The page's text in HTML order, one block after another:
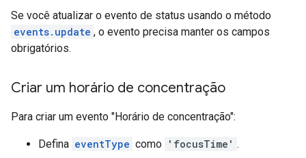
Se você atualizar o evento de status usando o método
events.update , o evento precisa manter os campos
obrigatórios.
Criar um horário de concentração
Para criar um evento "Horário de concentração":
Defina eventType como 'focusTime' .